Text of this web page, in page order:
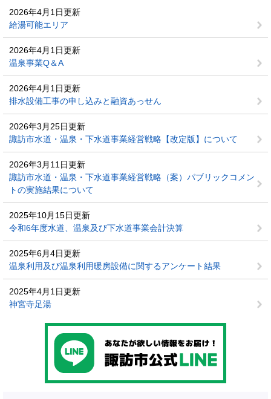
2026年4月1日更新
給湯可能エリア
2026年4月1日更新
温泉事業Q＆A
2026年4月1日更新
排水設備工事の申し込みと融資あっせん
2026年3月25日更新
諏訪市水道・温泉・下水道事業経営戦略【改定版】について
2026年3月11日更新
諏訪市水道・温泉・下水道事業経営戦略（案）パブリックコメン
トの実施結果について
2025年10月15日更新
令和6年度水道、温泉及び下水道事業会計決算
2025年6月4日更新
温泉利用及び温泉利用暖房設備に関するアンケート結果
2025年4月1日更新
神宮寺足湯